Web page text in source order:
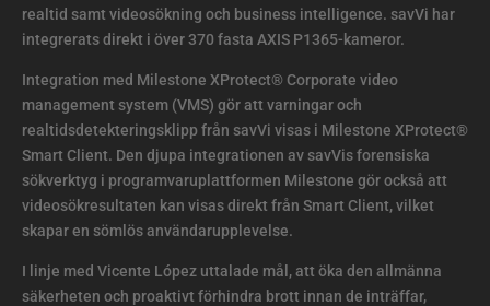
realtid samt videosökning och business intelligence. savVi har
integrerats direkt i över 370 fasta AXIS P1365-kameror.
Integration med Milestone XProtect® Corporate video
management system (VMS) gör att varningar och
realtidsdetekteringsklipp från savVi visas i Milestone XProtect®
Smart Client. Den djupa integrationen av savVis forensiska
sökverktyg i programvaruplattformen Milestone gör också att
videosökresultaten kan visas direkt från Smart Client, vilket
skapar en sömlös användarupplevelse.
I linje med Vicente López uttalade mål, att öka den allmänna
säkerheten och proaktivt förhindra brott innan de inträffar,